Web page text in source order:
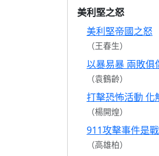
美利堅之怒
美利堅帝國之怒
（王春生）
以暴易暴 兩敗俱
（袁鶴齡）
打擊恐怖活動 化
（楊開煌）
911攻擊事件是
（高雄柏）